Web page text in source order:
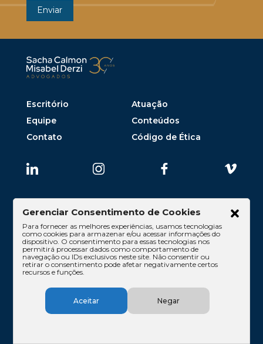
Escritório
Atuação
Equipe
Conteúdos
Contato
Código de Ética
Belo Horizonte
Alameda Oscar Niemeyer, 119, 12º e 13º andares,
Gerenciar Consentimento de Cookies
Para fornecer as melhores experiências, usamos tecnologias
como cookies para armazenar e/ou acessar informações do
dispositivo. O consentimento para essas tecnologias nos
permitirá processar dados como comportamento de
navegação ou IDs exclusivos neste site. Não consentir ou
retirar o consentimento pode afetar negativamente certos
recursos e funções.
Aceitar Negar